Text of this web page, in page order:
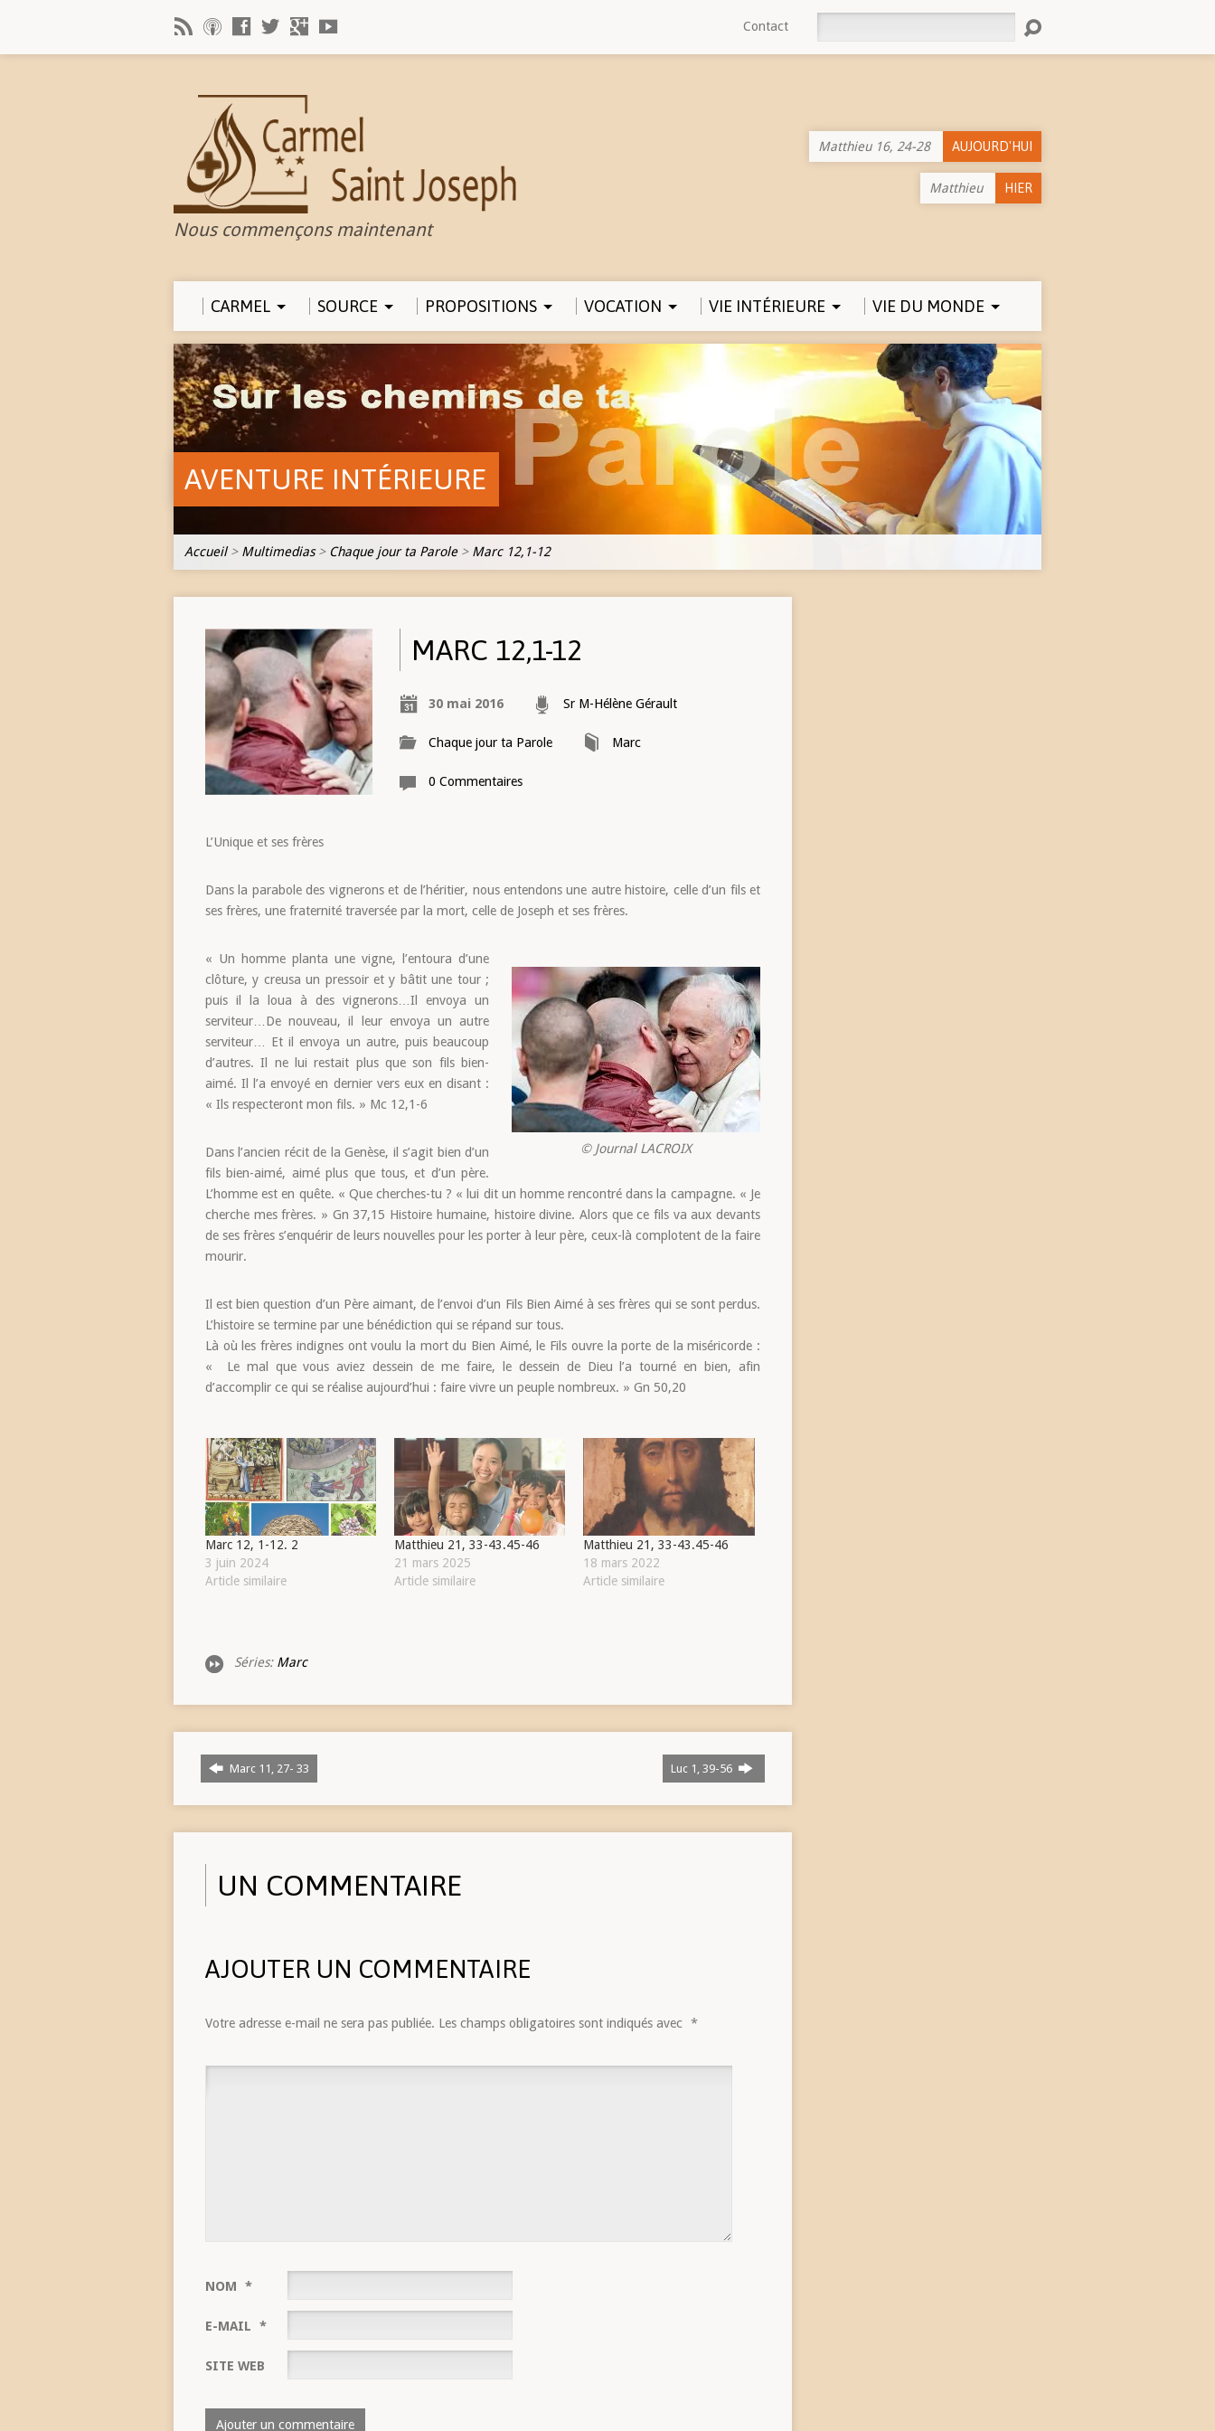
Contact
Nous commençons maintenant
Matthieu 16, 24-28 AUJOURD'HUI
Matthieu HIER
CARMEL SOURCE PROPOSITIONS VOCATION VIE INTÉRIEURE VIE DU MONDE
AVENTURE INTÉRIEURE
Accueil> Multimedias> Chaque jour ta Parole> Marc 12,1-12
MARC 12,1-12
30 mai 2016 Sr M-Hélène Gérault
Chaque jour ta Parole Marc
0 Commentaires
L’Unique et ses frères
Dans la parabole des vignerons et de l’héritier, nous entendons une autre histoire, celle d’un fils et
ses frères, une fraternité traversée par la mort, celle de Joseph et ses frères.
© Journal LACROIX
« Un homme planta une vigne, l’entoura d’une
clôture, y creusa un pressoir et y bâtit une tour ;
puis il la loua à des vignerons…Il envoya un
serviteur…De nouveau, il leur envoya un autre
serviteur… Et il envoya un autre, puis beaucoup
d’autres. Il ne lui restait plus que son fils bien-
aimé. Il l’a envoyé en dernier vers eux en disant :
« Ils respecteront mon fils. » Mc 12,1-6
Dans l’ancien récit de la Genèse, il s’agit bien d’un
fils bien-aimé, aimé plus que tous, et d’un père.
L’homme est en quête. « Que cherches-tu ? « lui dit un homme rencontré dans la campagne. « Je
cherche mes frères. » Gn 37,15 Histoire humaine, histoire divine. Alors que ce fils va aux devants
de ses frères s’enquérir de leurs nouvelles pour les porter à leur père, ceux-là complotent de la faire
mourir.
Il est bien question d’un Père aimant, de l’envoi d’un Fils Bien Aimé à ses frères qui se sont perdus.
L’histoire se termine par une bénédiction qui se répand sur tous.
Là où les frères indignes ont voulu la mort du Bien Aimé, le Fils ouvre la porte de la miséricorde :
« Le mal que vous aviez dessein de me faire, le dessein de Dieu l’a tourné en bien, afin
d’accomplir ce qui se réalise aujourd’hui : faire vivre un peuple nombreux. » Gn 50,20
Marc 12, 1-12. 2
3 juin 2024
Article similaire
Matthieu 21, 33-43.45-46
21 mars 2025
Article similaire
Matthieu 21, 33-43.45-46
18 mars 2022
Article similaire
Séries: Marc
Marc 11, 27- 33 Luc 1, 39-56
UN COMMENTAIRE
AJOUTER UN COMMENTAIRE
Votre adresse e-mail ne sera pas publiée. Les champs obligatoires sont indiqués avec *
NOM *
E-MAIL *
SITE WEB